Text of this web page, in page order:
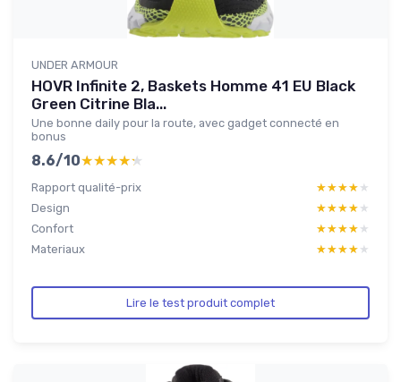
UNDER ARMOUR
HOVR Infinite 2, Baskets Homme 41 EU Black
Green Citrine Bla...
Une bonne daily pour la route, avec gadget connecté en
bonus
8.6/10★★★★★
★★★★★
Rapport qualité-prix ★★★★★
★★★★★
Design
★★★★★
★★★★★
Confort
★★★★★
★★★★★
Materiaux
★★★★★
★★★★★
Lire le test produit complet